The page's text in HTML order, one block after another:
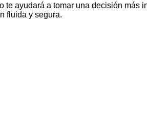
ayudará a tomar una decisión
fluida y segura.